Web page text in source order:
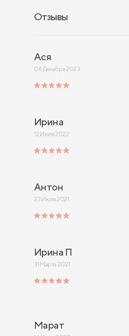
Отзывы
Ася
06 Декабря 2023
Ирина
12 Июля 2022
Антон
23 Июля 2021
Ирина П
31 Марта 2021
Марат